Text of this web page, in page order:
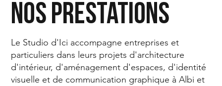
Nos Prestations
Le Studio d'Ici accompagne entreprises et
particuliers dans leurs projets d'architecture
d'intérieur, d'aménagement d'espaces, d'identité
visuelle et de communication graphique à Albi et